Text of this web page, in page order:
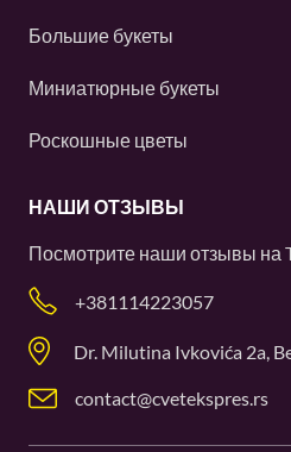
Большие букеты
Миниатюрные букеты
Роскошные цветы
НАШИ ОТЗЫВЫ
Посмотрите наши отзывы на
+381114223057
Dr. Milutina Ivkovića 2a,
contact@cvetekspres.rs